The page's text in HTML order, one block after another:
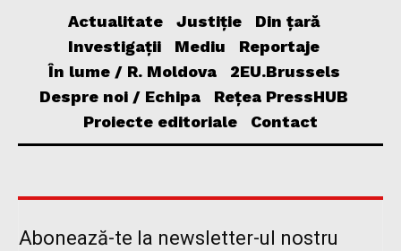
Actualitate Justiție
Din țară
Investigații
Mediu
Reportaje
În lume / R. Moldova
2EU.Brussels
Despre noi / Echipa
Rețea PressHUB
Proiecte editoriale
Contact
Abonează-te la newsletter-ul nostru